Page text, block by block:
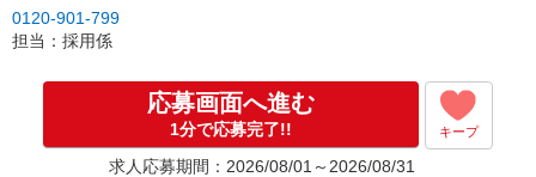
0120-901-799
担当：採用係
応募画面へ進む
1分で応募完了!! キープ
求人応募期間：2026/08/01～2026/08/31